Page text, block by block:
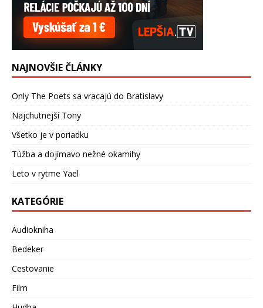
NAJNOVŠIE ČLÁNKY
Only The Poets sa vracajú do Bratislavy
Najchutnejší Tony
Všetko je v poriadku
Túžba a dojímavo nežné okamihy
Leto v rytme Yael
KATEGÓRIE
Audiokniha
Bedeker
Cestovanie
Film